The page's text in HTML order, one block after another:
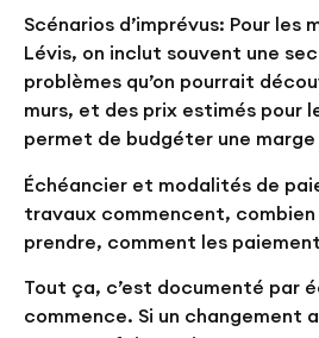
Scénarios d’imprévus: Pour les
Lévis, on inclut souvent une
problèmes qu’on pourrait
murs, et des prix estimés pour
permet de budgéter une
Échéancier et modalités de
travaux commencent,
prendre, comment les
Tout ça, c’est documenté par
commence. Si un changement